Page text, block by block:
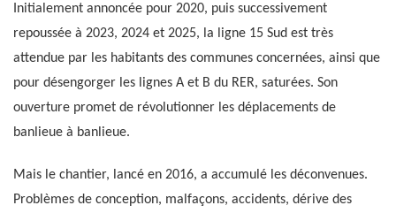
Initialement annoncée pour 2020, puis successivement
repoussée à 2023, 2024 et 2025, la ligne 15 Sud est très
attendue par les habitants des communes concernées, ainsi que
pour désengorger les lignes A et B du RER, saturées. Son
ouverture promet de révolutionner les déplacements de
banlieue à banlieue.
Mais le chantier, lancé en 2016, a accumulé les déconvenues.
Problèmes de conception, malfaçons, accidents, dérive des